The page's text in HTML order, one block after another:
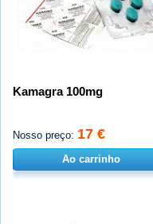
Kamagra 100mg
Nosso preço: 17 €
Ao carrinho